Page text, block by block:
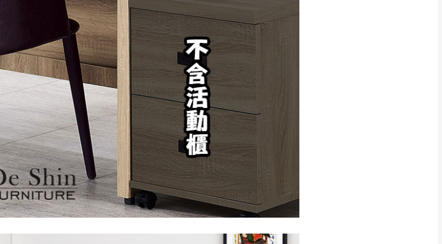
NT$500元
運費
NT$500元
運費
卓蘭鎮、三灣、通霄山區、西湖、泰安
鄉、大湖鄉、頭屋、獅潭鄉
天數：5~14天
貨日當天以電話聯絡確認
部門固定公休無送貨｜
固定每周(三)、(日)兩天收送貨
雄、屏東、宜蘭、 花蓮、台東、金門、馬祖、澎湖地區
完成出貨15個工作天另行寄出，另外約加上2~7個工作天內
司客服人員，我們將為您更換新品，運費皆由本站負責，
包裝，床墊、床包、枕頭類產品需為未拆封狀態(請保持商
料之完整性)，若未依照上述方式處理，恕無法接受退貨。
腦螢幕的設定色差或解析度等因素， 與實際商品的顏色、
來回運費及人資成本
，請您訂購前詳加確認。(包含商品尺寸
量，難免會有些許誤差值(約正負0.5CM) 詳細尺寸以實品
內通知客服人員(Line@ ID：@dershin
，並須保持商品全新